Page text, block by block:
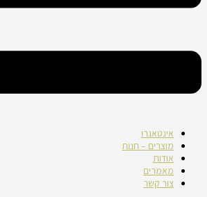
אינטאגרו
מוצרים – חנות
אודות
מאמרים
צור קשר